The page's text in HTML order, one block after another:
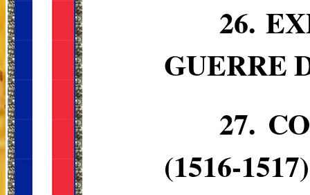
26.
GUERRE
27.
(1516-